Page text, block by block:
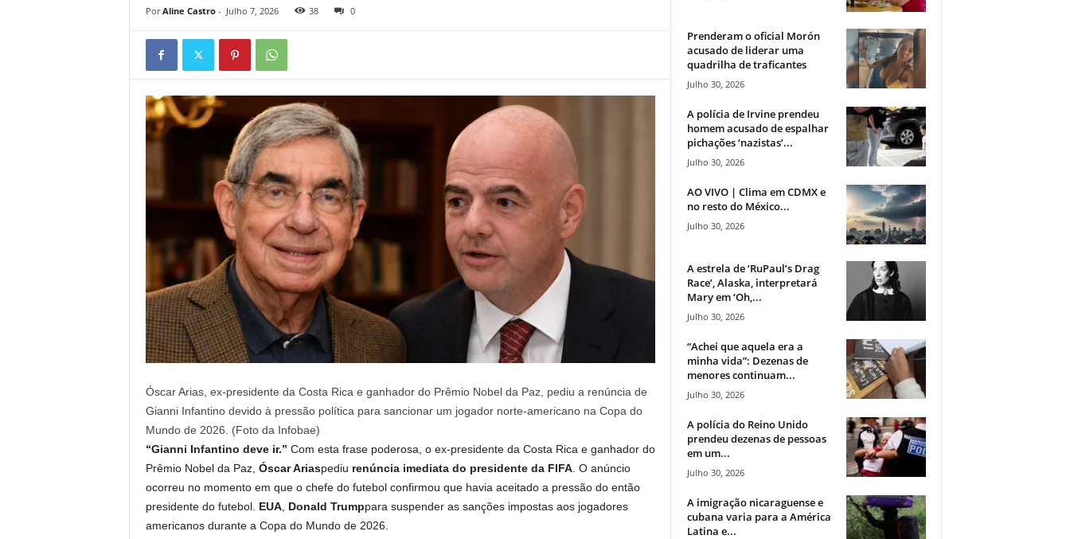
Por Aline Castro- Julho 7, 2026 38 0
Óscar Arias, ex-presidente da Costa Rica e ganhador do Prêmio Nobel da Paz, pediu a renúncia de
Gianni Infantino devido à pressão política para sancionar um jogador norte-americano na Copa do
Mundo de 2026. (Foto da Infobae)
“Gianni Infantino deve ir.” Com esta frase poderosa, o ex-presidente da Costa Rica e ganhador do
Prêmio Nobel da Paz, Óscar Ariaspediu renúncia imediata do presidente da FIFA. O anúncio
ocorreu no momento em que o chefe do futebol confirmou que havia aceitado a pressão do então
presidente do futebol. EUA, Donald Trumppara suspender as sanções impostas aos jogadores
americanos durante a Copa do Mundo de 2026.
Prenderam o oficial Morón
acusado de liderar uma
quadrilha de traficantes
Julho 30, 2026
A polícia de Irvine prendeu
homem acusado de espalhar
pichações ‘nazistas’...
Julho 30, 2026
AO VIVO | Clima em CDMX e
no resto do México...
Julho 30, 2026
A estrela de ‘RuPaul’s Drag
Race’, Alaska, interpretará
Mary em ‘Oh,...
Julho 30, 2026
“Achei que aquela era a
minha vida”: Dezenas de
menores continuam...
Julho 30, 2026
A polícia do Reino Unido
prendeu dezenas de pessoas
em um...
Julho 30, 2026
A imigração nicaraguense e
cubana varia para a América
Latina e...